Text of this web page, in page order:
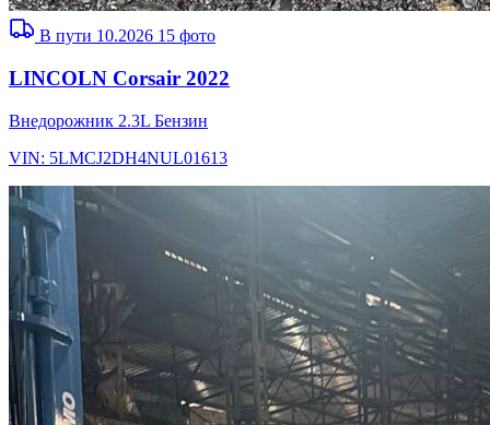
В пути 10.2026 15 фото
LINCOLN Corsair 2022
Внедорожник 2.3L Бензин
VIN: 5LMCJ2DH4NUL01613